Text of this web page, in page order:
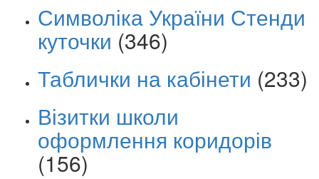
Символіка України Стенди
куточки (346)
Таблички на кабінети (233)
Візитки школи
оформлення коридорів
(156)